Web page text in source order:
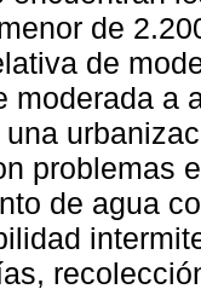
de
de
moderada a
problemas
de agua